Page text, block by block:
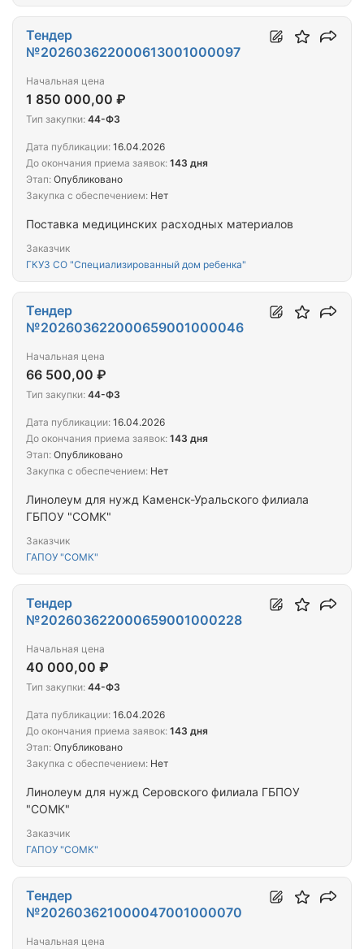
Поставка медицинских расходных материалов
Заказчик
ГКУЗ СО "Специализированный дом ребенка"
Тендер
№202603622000613001000097
Начальная цена
1 850 000,00 ₽
Тип закупки: 44-ФЗ
Дата публикации: 16.04.2026
До окончания приема заявок: 143 дня
Этап: Опубликовано
Закупка с обеспечением: Нет
Линолеум для нужд Каменск-Уральского филиала
ГБПОУ "СОМК"
Заказчик
ГАПОУ "СОМК"
Тендер
№202603622000659001000046
Начальная цена
66 500,00 ₽
Тип закупки: 44-ФЗ
Дата публикации: 16.04.2026
До окончания приема заявок: 143 дня
Этап: Опубликовано
Закупка с обеспечением: Нет
Линолеум для нужд Серовского филиала ГБПОУ
"СОМК"
Заказчик
ГАПОУ "СОМК"
Тендер
№202603622000659001000228
Начальная цена
40 000,00 ₽
Тип закупки: 44-ФЗ
Дата публикации: 16.04.2026
До окончания приема заявок: 143 дня
Этап: Опубликовано
Закупка с обеспечением: Нет
Тендер
№202603621000047001000070
Начальная цена